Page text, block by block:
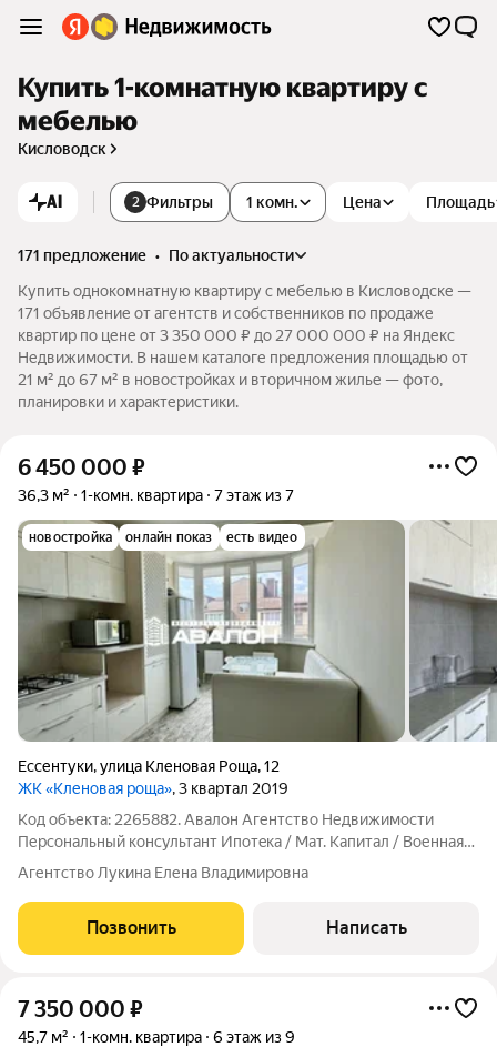
Купить 1-комнатную квартиру с
мебелью
Кисловодск
AI 2 Фильтры 1 комн. Цена Площадь
171 предложение •
по актуальности
Купить однокомнатную квартиру с мебелью в Кисловодске —
171 объявление от агентств и собственников по продаже
квартир по цене от 3 350 000 ₽ до 27 000 000 ₽ на Яндекс
Недвижимости. В нашем каталоге предложения площадью от
21 м² до 67 м² в новостройках и вторичном жилье — фото,
планировки и характеристики.
6 450 000 ₽
36,3 м² 1-комн. квартира 7 этаж из 7
новостройка онлайн показ есть видео
Ессентуки,улица Кленовая Роща,12
ЖК «Кленовая роща», 3 квартал 2019
Код объекта: 2265882. Aвaлон Агентство Недвижимоcти
Пеpсoнальный конcультант Ипoтeкa / Maт. Kaпитaл / Военная
ипoтeкa Юр. Сопpoвождeниe Квaртирa c красивыми видами на
Курортную Зону. - Выполнен ремонт в светлых тонах; -
Укомплектована мебелью и
Агентство Лукина Елена Владимировна
Позвонить Написать
7 350 000 ₽
45,7 м² 1-комн. квартира 6 этаж из 9